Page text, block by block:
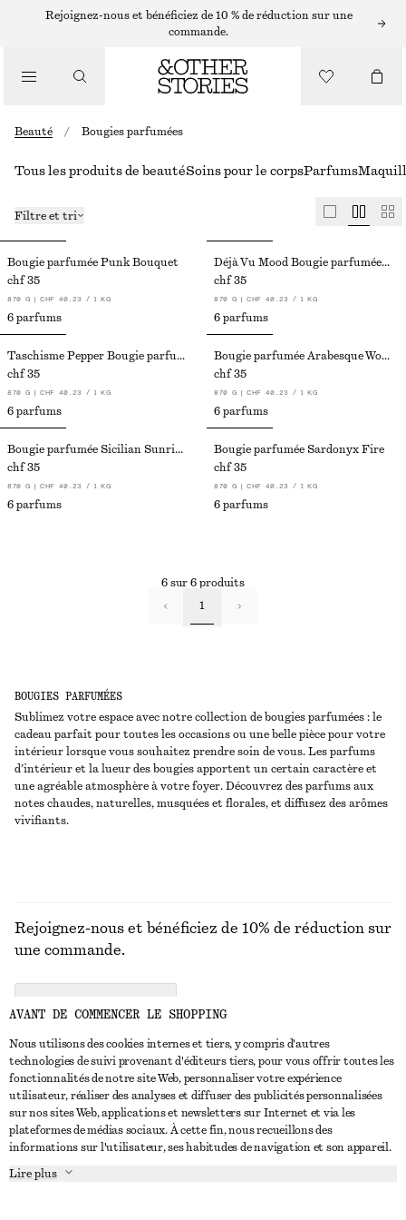
Rejoignez-nous et bénéficiez de 10 % de réduction sur une
commande.
Beauté / Bougies parfumées
BOUGIES PARFUMÉES
Sublimez votre espace avec notre collection de bougies parfumées : le
cadeau parfait pour toutes les occasions ou une belle pièce pour votre
intérieur lorsque vous souhaitez prendre soin de vous. Les parfums
d’intérieur et la lueur des bougies apportent un certain caractère et
une agréable atmosphère à votre foyer. Découvrez des parfums aux
notes chaudes, naturelles, musquées et florales, et diffusez des arômes
vivifiants.
Tous les produits de beautéSoins pour le corpsParfums
Filtre et tri
Bougie parfumée Punk Bouquet
chf 35
870 G | CHF 40.23 / 1 KG
6 parfums
Déjà Vu Mood Bougie parfumée Déjà Vu Mood
chf 35
870 G | CHF 40.23 / 1 KG
6 parfums
Taschisme Pepper Bougie parfumée Tachisme Pepper
chf 35
870 G | CHF 40.23 / 1 KG
6 parfums
Bougie parfumée Arabesque Wood
chf 35
870 G | CHF 40.23 / 1 KG
6 parfums
Bougie parfumée Sicilian Sunrise
chf 35
870 G | CHF 40.23 / 1 KG
6 parfums
Bougie parfumée Sardonyx Fire
chf 35
870 G | CHF 40.23 / 1 KG
6 parfums
6 sur 6 produits
1
NOUS CONTACTER
Nous contacter
Trouver un magasin
Affilié(e)s
Instagram
Pinterest
SERVICE CLIENT
À PROPOS
Rejoignez-nous et bénéficiez de 10% de réduction sur
une commande.
AVANT DE COMMENCER LE SHOPPING
Nous utilisons des cookies internes et tiers, y compris d'autres
technologies de suivi provenant d'éditeurs tiers, pour vous offrir toutes les
fonctionnalités de notre site Web, personnaliser votre expérience
utilisateur, réaliser des analyses et diffuser des publicités personnalisées
sur nos sites Web, applications et newsletters sur Internet et via les
plateformes de médias sociaux. À cette fin, nous recueillons des
informations sur l'utilisateur, ses habitudes de navigation et son appareil.
Lire plus